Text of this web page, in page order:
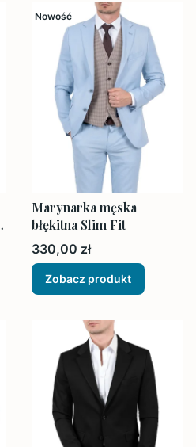
Nowość
Marynarka męska
błękitna Slim Fit
Cena
330,00 zł
Zobacz produkt